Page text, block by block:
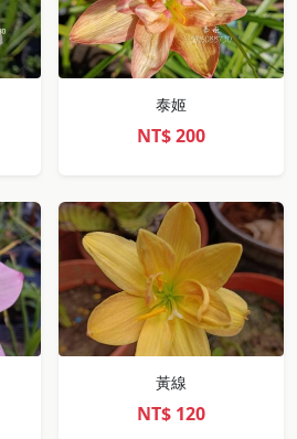
泰姬
NT$200
黃線
NT$ 120